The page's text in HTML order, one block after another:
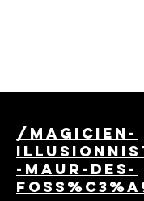
/magicien-
-maur-des-